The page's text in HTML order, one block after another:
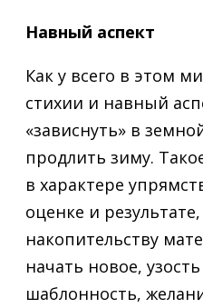
Навный аспект
Как у всего в этом
стихии и навный
«зависнуть» в
продлить зиму.
в характере
оценке и
накопительству
начать новое,
шаблонность,